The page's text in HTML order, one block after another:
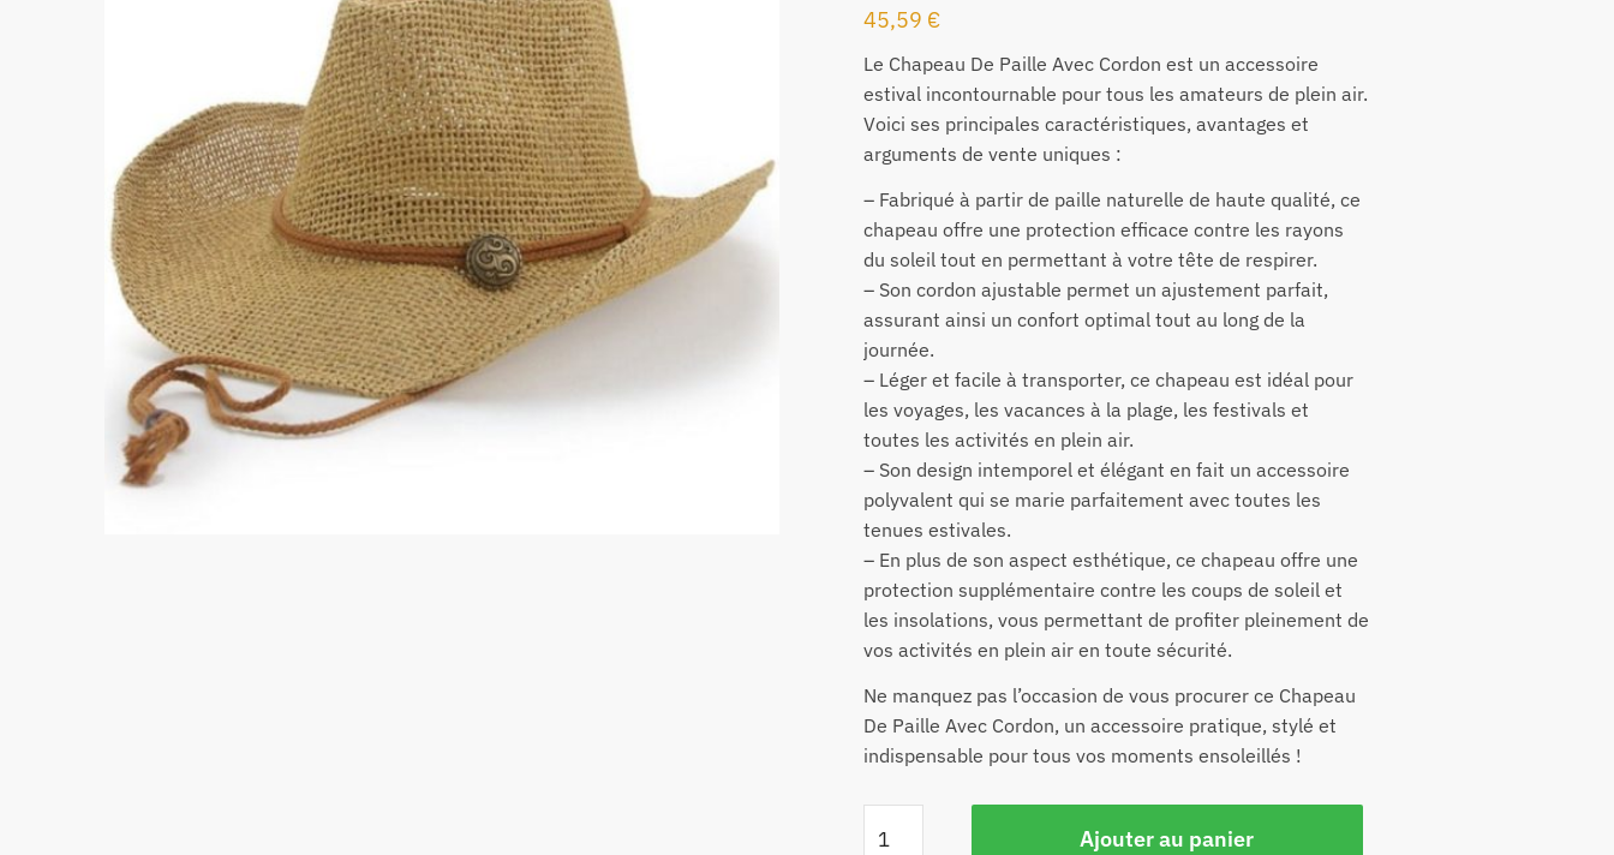
45,59 €
Le Chapeau De Paille Avec Cordon est un accessoire
estival incontournable pour tous les amateurs de plein air.
Voici ses principales caractéristiques, avantages et
arguments de vente uniques :
– Fabriqué à partir de paille naturelle de haute qualité, ce
chapeau offre une protection efficace contre les rayons
du soleil tout en permettant à votre tête de respirer.
– Son cordon ajustable permet un ajustement parfait,
assurant ainsi un confort optimal tout au long de la
journée.
– Léger et facile à transporter, ce chapeau est idéal pour
les voyages, les vacances à la plage, les festivals et
toutes les activités en plein air.
– Son design intemporel et élégant en fait un accessoire
polyvalent qui se marie parfaitement avec toutes les
tenues estivales.
– En plus de son aspect esthétique, ce chapeau offre une
protection supplémentaire contre les coups de soleil et
les insolations, vous permettant de profiter pleinement de
vos activités en plein air en toute sécurité.
Ne manquez pas l’occasion de vous procurer ce Chapeau
De Paille Avec Cordon, un accessoire pratique, stylé et
indispensable pour tous vos moments ensoleillés !
Ajouter au panier